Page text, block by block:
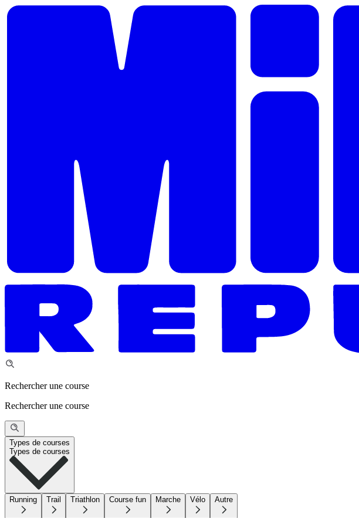
Rechercher une course
Rechercher une course
Types de courses
Types de courses
Running Trail Triathlon Course fun Marche Vélo Autre